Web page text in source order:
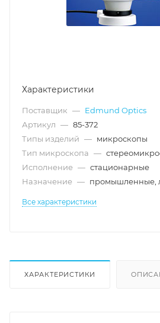
Характеристики
Поставщик — Edmund Optics
Артикул — 85-372
Типы изделий — микроскопы
Тип микроскопа —
Исполнение — стационарные
Назначение — промышленные,
Все характеристики
ХАРАКТЕРИСТИКИ